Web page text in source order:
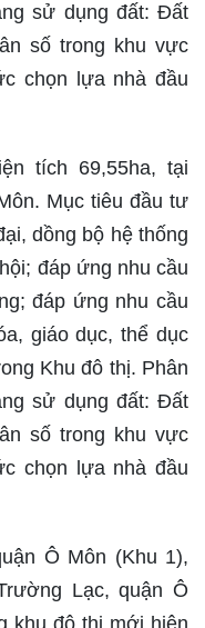
sử dụng đất: Đất
số trong khu vực
chọn lựa nhà đầu
tích 69,55ha, tại
Mục tiêu đầu tư
dồng bộ hệ thống
đáp ứng nhu cầu
đáp ứng nhu cầu
giáo dục, thể dục
Khu đô thị. Phân
sử dụng đất: Đất
số trong khu vực
chọn lựa nhà đầu
Ô Môn (Khu 1),
Lạc, quận Ô
khu đô thị mới hiện